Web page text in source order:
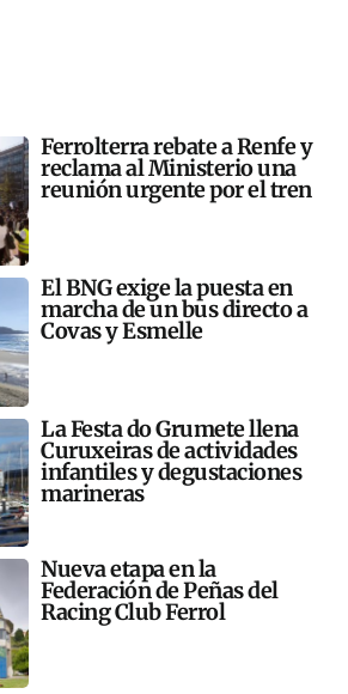
Ferrolterra rebate a Renfe y
reclama al Ministerio una
reunión urgente por el tren
El BNG exige la puesta en
marcha de un bus directo a
Covas y Esmelle
La Festa do Grumete llena
Curuxeiras de actividades
infantiles y degustaciones
marineras
Nueva etapa en la
Federación de Peñas del
Racing Club Ferrol